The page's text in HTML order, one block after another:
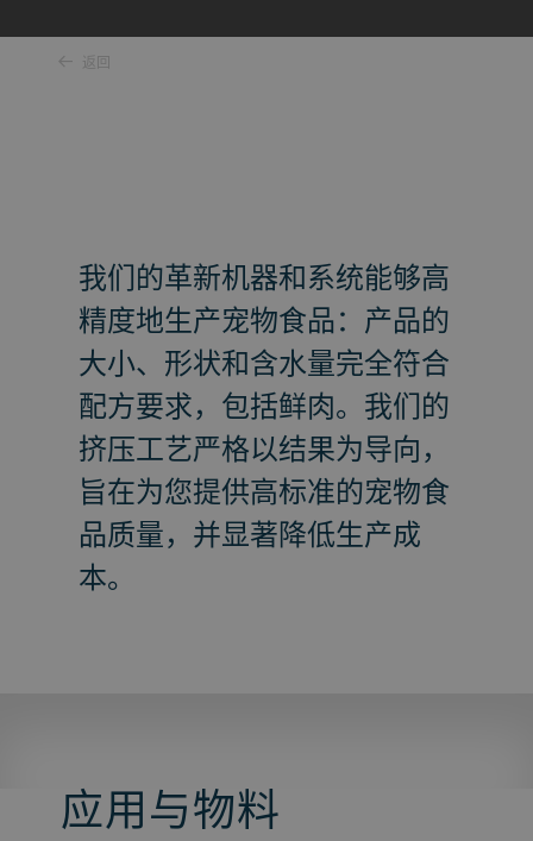
返回
我们的革新机器和系统能够高
精度地生产宠物食品：产品的
大小、形状和含水量完全符合
配方要求，包括鲜肉。我们的
挤压工艺严格以结果为导向，
旨在为您提供高标准的宠物食
品质量，并显著降低生产成
本。
应用与物料